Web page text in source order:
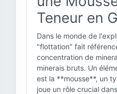
Teneur en
Dans le monde de
"flottation" fait
concentration de
minerais bruts. Un
est la **mousse**, un
joue un rôle crucial